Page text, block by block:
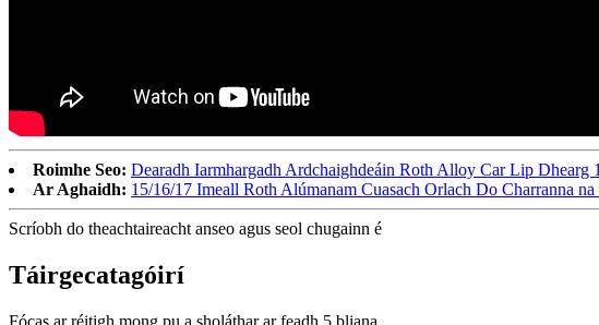
Roimhe Seo: Dearadh Iarmhargadh Ardchaighdeáin Roth Alloy Car Lip Dhearg
Ar Aghaidh: 15/16/17 Imeall Roth Alúmanam Cuasach Orlach Do Charranna na
Scríobh do theachtaireacht anseo agus seol chugainn é
Táirgecatagóirí